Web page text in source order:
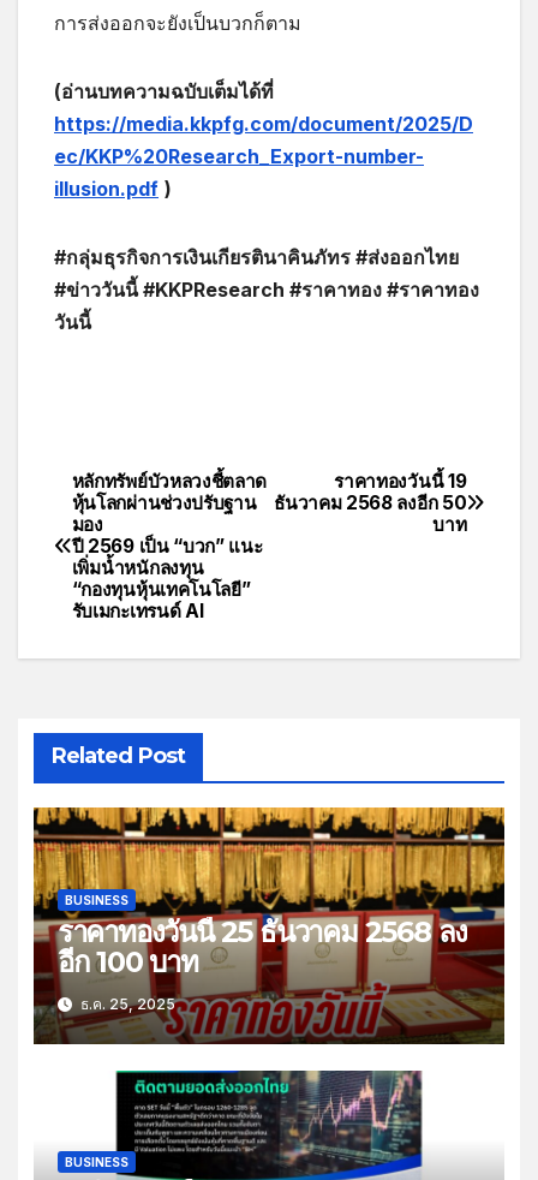
การส่งออกจะยังเป็นบวกก็ตาม
(อ่านบทความฉบับเต็มได้ที่
https://media.kkpfg.com/document/2025/D
ec/KKP%20Research_Export-number-
illusion.pdf )
#กลุ่มธุรกิจการเงินเกียรตินาคินภัทร #ส่งออกไทย
#ข่าววันนี้ #KKPResearch #ราคาทอง #ราคาทอง
วันนี้
ราคาทองวันนี้ 19
ธันวาคม 2568 ลงอีก 50
บาท
หลักทรัพย์บัวหลวงชี้ตลาด
หุ้นโลกผ่านช่วงปรับฐาน
มอง
ปี 2569 เป็น “บวก” แนะ
เพิ่มน้ำหนักลงทุน
“กองทุนหุ้นเทคโนโลยี”
รับเมกะเทรนด์ AI
Related Post
BUSINESS
ราคาทองวันนี้ 25 ธันวาคม 2568 ลง
อีก 100 บาท
ธ.ค. 25, 2025
BUSINESS